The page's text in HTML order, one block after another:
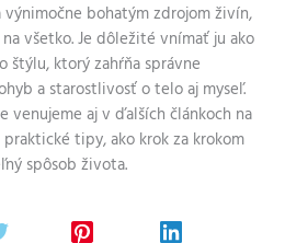
bohatým zdrojom živín,
všetko. Je dôležité vnímať ju ako
štýlu, ktorý zahŕňa správne
a starostlivosť o telo aj myseľ.
venujeme aj v ďalších článkoch na
tipy, ako krok za krokom
spôsob života.